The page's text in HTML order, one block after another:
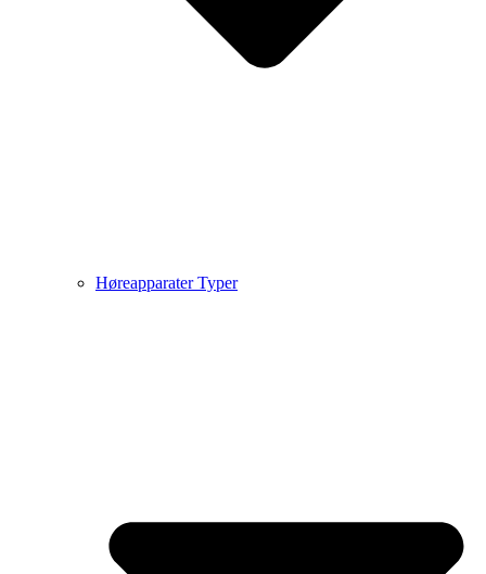
Høreapparater Typer